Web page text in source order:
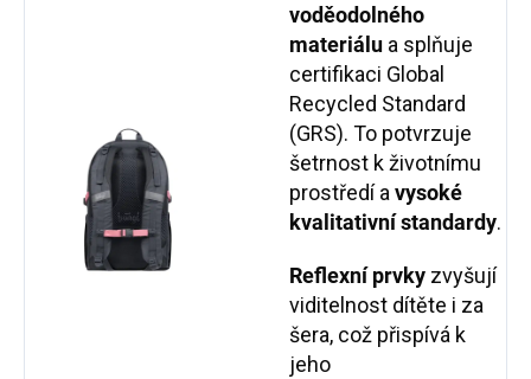
voděodolného
materiálu a splňuje
certifikaci Global
Recycled Standard
(GRS). To potvrzuje
šetrnost k životnímu
prostředí avysoké
kvalitativní standardy.
Reflexní prvky zvyšují
viditelnost dítěte i za
šera, což přispívá k
jeho